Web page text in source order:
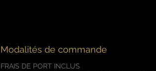
Modalités de commande
FRAIS DE PORT INCLUS